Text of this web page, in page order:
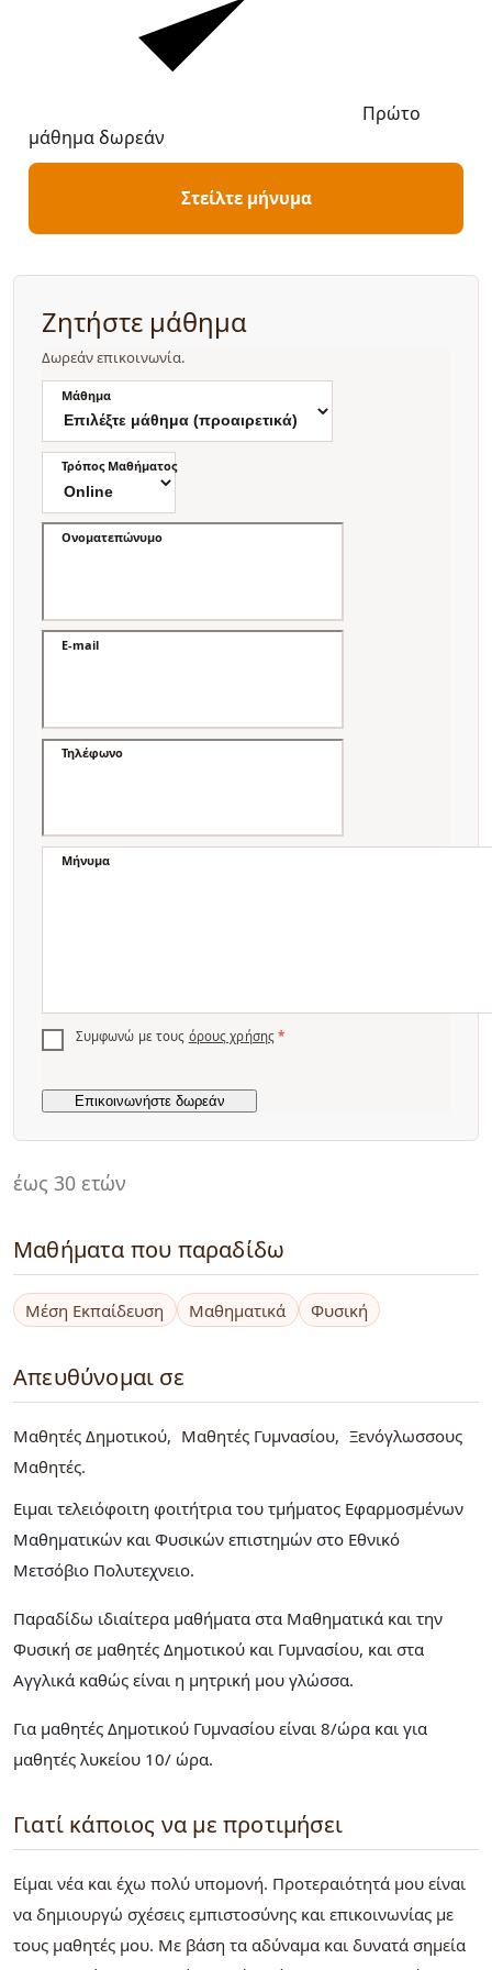
έως 30 ετών
Μαθήματα που παραδίδω
Μέση Εκπαίδευση Μαθηματικά Φυσική
Απευθύνομαι σε
Μαθητές Δημοτικού Μαθητές Γυμνασίου
Ξενόγλωσσους
Μαθητές
Ειμαι τελειόφοιτη φοιτήτρια του τμήματος Εφαρμοσμένων
Μαθηματικών και Φυσικών επιστημών στο Εθνικό
Μετσόβιο Πολυτεχνειο.
Παραδίδω ιδιαίτερα μαθήματα στα Μαθηματικά και την
Φυσική σε μαθητές Δημοτικού και Γυμνασίου, και στα
Αγγλικά καθώς είναι η μητρική μου γλώσσα.
Για μαθητές Δημοτικού Γυμνασίου είναι 8/ώρα και για
μαθητές λυκείου 10/ ώρα.
Γιατί κάποιος να με προτιμήσει
Είμαι νέα και έχω πολύ υπομονή. Προτεραιότητά μου είναι
να δημιουργώ σχέσεις εμπιστοσύνης και επικοινωνίας με
τους μαθητές μου. Με βάση τα αδύναμα και δυνατά σημεία
Πρώτο
μάθημα δωρεάν
Στείλτε μήνυμα
Ζητήστε μάθημα
Δωρεάν επικοινωνία.
Μάθημα
Τρόπος Μαθήματος
Ονοματεπώνυμο
E-mail
Τηλέφωνο
Μήνυμα
Συμφωνώ με τους όρους χρήσης *